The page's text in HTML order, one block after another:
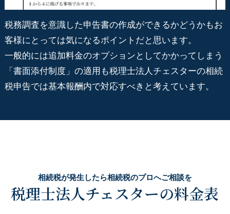
税務調査を意識した申告書の作成ができるかどうかもお
客様にとっては気になるポイントだと思います。
一般的には追加料金のオプションとしてかかってしまう
「書面添付制度」の適用も税理士法人チェスターの相続
税申告では基本報酬内で対応すべきと考えています。
相続税が発生したら相続税のプロへご相談を
税理士法人チェスターの料金表